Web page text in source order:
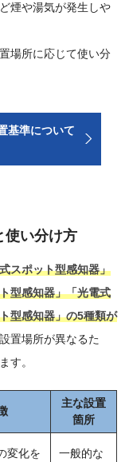
煙や湯気が発生しや
場所に応じて使い分
基準について
使い分け方
スポット型感知器」
型感知器」「光電式
型感知器」の5種類が
置場所が異なるた
す。
主な設置
箇所
変化を 一般的な